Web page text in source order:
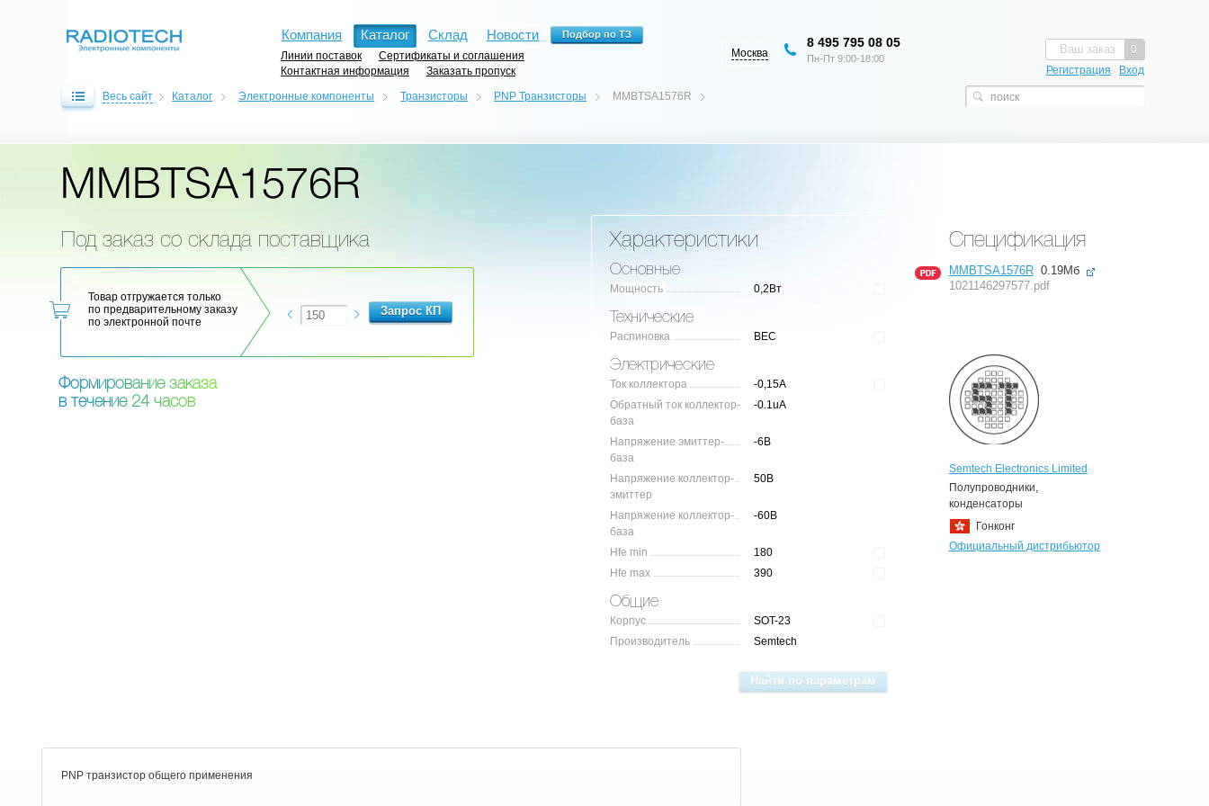
Компания Каталог Склад Новости
Линии поставок
Сертификаты и соглашения
Контактная информация
Заказать пропуск
0
Ваш заказ
Регистрация Вход
Москва
8 495 795 08 05
Пн-Пт 9:00-18:00
Весь сайт Каталог Электронные компоненты Транзисторы PNP Транзисторы MMBTSA1576R
MMBTSA1576R
Под заказ со склада поставщика
Товар отгружается только
по предварительному заказу
по электронной почте
Формирование заказа
в течение 24 часов
Характеристики
Основные
Мощность 0,2Вт
Технические
Распиновка BEC
Электрические
Ток коллектора
-0,15А
Обратный ток коллектор-
база
-0.1uA
Напряжение эмиттер-
база
-6В
Напряжение коллектор-
эмиттер
50В
Напряжение коллектор-
база
-60В
Hfe min
180
Hfe max
390
Общие
Корпус
SOT-23
Производитель
Semtech
Спецификация
MMBTSA1576R 0.19Мб
1021146297577.pdf
Semtech Electronics Limited
Полупроводники,
конденсаторы
Гонконг
Официальный дистрибьютор
PNP транзистор общего применения